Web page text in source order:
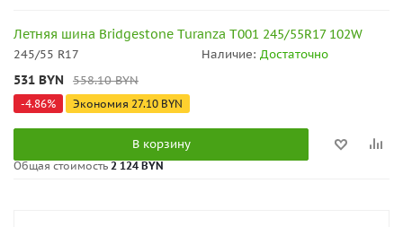
Летняя шина Bridgestone Turanza T001 245/55R17 102W
245/55 R17 Наличие: Достаточно
531 BYN 558.10BYN
-4.86% Экономия 27.10 BYN
В корзину
Общая стоимость 2 124 BYN